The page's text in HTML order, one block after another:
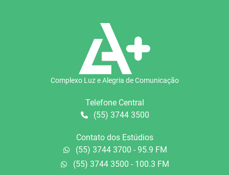
Complexo Luz e Alegria de Comunicação
Telefone Central
(55) 3744 3500
Contato dos Estúdios
(55) 3744 3700 - 95.9 FM
(55) 3744 3500 - 100.3 FM